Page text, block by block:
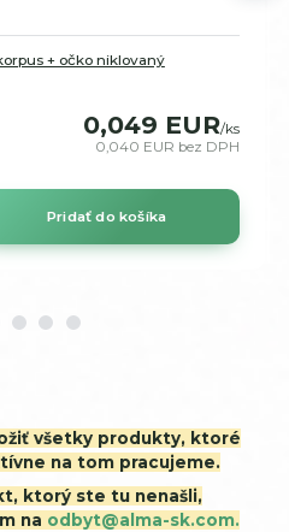
+ očko niklovaný
0,049 EUR/ks
0,040 EUR bez DPH
Pridať do košíka
všetky produkty, ktoré
na tom pracujeme.
ktorý ste tu nenašli,
na odbyt@alma-sk.com.